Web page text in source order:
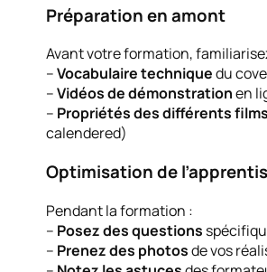
Préparation en amont
Avant votre formation,
–Vocabulaire techniquedu
–Vidéos de démonstrationen
– Propriétés des différents films
calendered)
Optimisation de
Pendant la formation :
– Posez des questions
– Prenez des photosde vos